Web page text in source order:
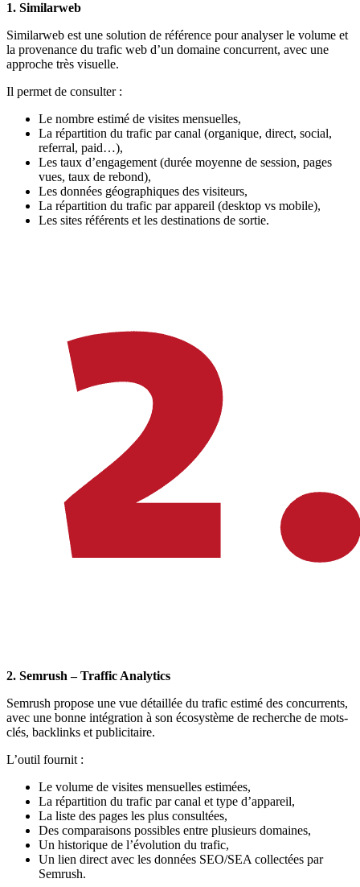
1. Similarweb
Similarweb est une solution de référence pour analyser le volume et
la provenance du trafic web d’un domaine concurrent, avec une
approche très visuelle.
Il permet de consulter :
Le nombre estimé de visites mensuelles,
La répartition du trafic par canal (organique, direct, social,
referral, paid…),
Les taux d’engagement (durée moyenne de session, pages
vues, taux de rebond),
Les données géographiques des visiteurs,
La répartition du trafic par appareil (desktop vs mobile),
Les sites référents et les destinations de sortie.
2. Semrush – Traffic Analytics
Semrush propose une vue détaillée du trafic estimé des concurrents,
avec une bonne intégration à son écosystème de recherche de mots-
clés, backlinks et publicitaire.
L’outil fournit :
Le volume de visites mensuelles estimées,
La répartition du trafic par canal et type d’appareil,
La liste des pages les plus consultées,
Des comparaisons possibles entre plusieurs domaines,
Un historique de l’évolution du trafic,
Un lien direct avec les données SEO/SEA collectées par
Semrush.